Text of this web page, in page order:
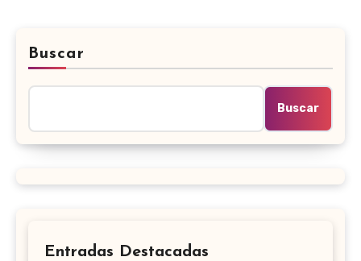
Buscar
Buscar
Entradas Destacadas